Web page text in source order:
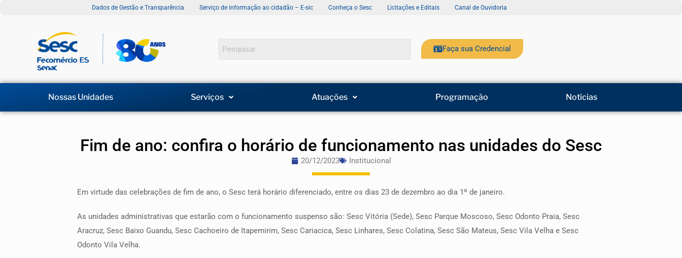
Dados de Gestão e Transparência Serviço de informação ao cidadão – E-sic Conheça o Sesc Licitações e Editais Canal de Ouvidoria
Faça sua Credencial
Nossas Unidades Serviços Atuações Programação Notícias
Fim de ano: confira o horário de funcionamento nas unidades do Sesc
20/12/2023 Institucional
Em virtude das celebrações de fim de ano, o Sesc terá horário diferenciado, entre os dias 23 de dezembro ao dia 1º de janeiro.
As unidades administrativas que estarão com o funcionamento suspenso são: Sesc Vitória (Sede), Sesc Parque Moscoso, Sesc Odonto Praia, Sesc
Aracruz, Sesc Baixo Guandu, Sesc Cachoeiro de Itapemirim, Sesc Cariacica, Sesc Linhares, Sesc Colatina, Sesc São Mateus, Sesc Vila Velha e Sesc
Odonto Vila Velha.